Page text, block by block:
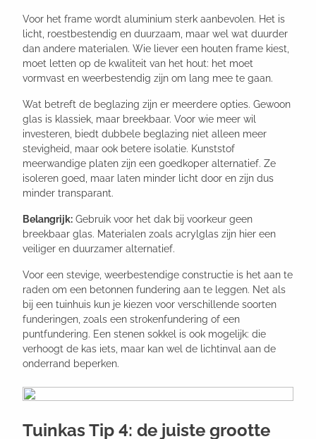
Voor het frame wordt aluminium sterk aanbevolen. Het is
licht, roestbestendig en duurzaam, maar wel wat duurder
dan andere materialen. Wie liever een houten frame kiest,
moet letten op de kwaliteit van het hout: het moet
vormvast en weerbestendig zijn om lang mee te gaan.
Wat betreft de beglazing zijn er meerdere opties. Gewoon
glas is klassiek, maar breekbaar. Voor wie meer wil
investeren, biedt dubbele beglazing niet alleen meer
stevigheid, maar ook betere isolatie. Kunststof
meerwandige platen zijn een goedkoper alternatief. Ze
isoleren goed, maar laten minder licht door en zijn dus
minder transparant.
Belangrijk: Gebruik voor het dak bij voorkeur geen
breekbaar glas. Materialen zoals acrylglas zijn hier een
veiliger en duurzamer alternatief.
Voor een stevige, weerbestendige constructie is het aan te
raden om een betonnen fundering aan te leggen. Net als
bij een tuinhuis kun je kiezen voor verschillende soorten
funderingen, zoals een strokenfundering of een
puntfundering. Een stenen sokkel is ook mogelijk: die
verhoogt de kas iets, maar kan wel de lichtinval aan de
onderrand beperken.
Tuinkas Tip 4: de juiste grootte